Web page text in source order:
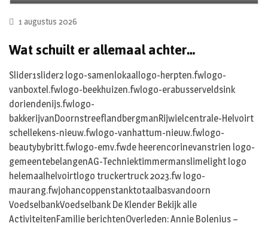
1 augustus 2026
Wat schuilt er allemaal achter…
Slider1slider2 logo-samenlokaallogo-herpten.fwlogo-
vanboxtel.fwlogo-beekhuizen.fwlogo-erabusserveldsink
doriendenijs.fwlogo-
bakkerijvanDoornstreeflandbergmanRijwielcentrale-Helvoirt
schellekens-nieuw.fwlogo-vanhattum-nieuw.fwlogo-
beautybybritt.fwlogo-emv.fwde heerencorinevanstrien logo-
gemeentebelangenAG-Techniektimmermanslimelight logo
helemaalhelvoirtlogo truckertruck 2023.fw logo-
maurang.fwjohancoppenstanktotaalbasvandoorn
VoedselbankVoedselbank De Klender Bekijk alle
ActiviteitenFamilie berichtenOverleden: Annie Bolenius –